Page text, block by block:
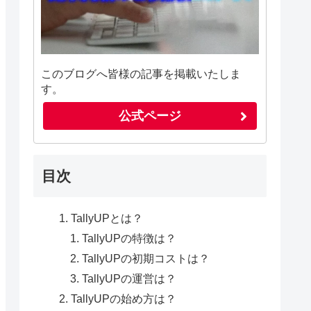
このブログへ皆様の記事を掲載いたしま
す。
公式ページ
目次
TallyUPとは？
TallyUPの特徴は？
TallyUPの初期コストは？
TallyUPの運営は？
TallyUPの始め方は？